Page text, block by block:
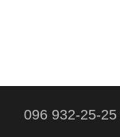
096 932-25-25